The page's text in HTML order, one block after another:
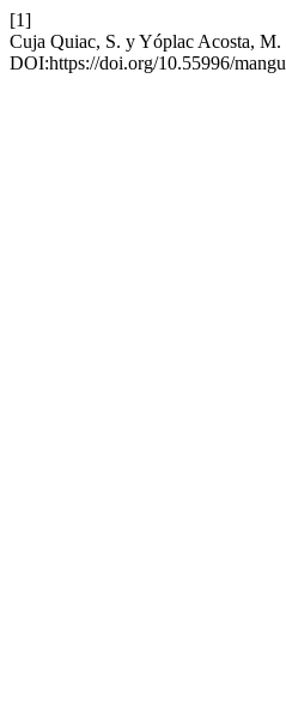
[1]
Cuja Quiac, S. y Yóplac Acosta,
DOI:https://doi.org/10.55996/